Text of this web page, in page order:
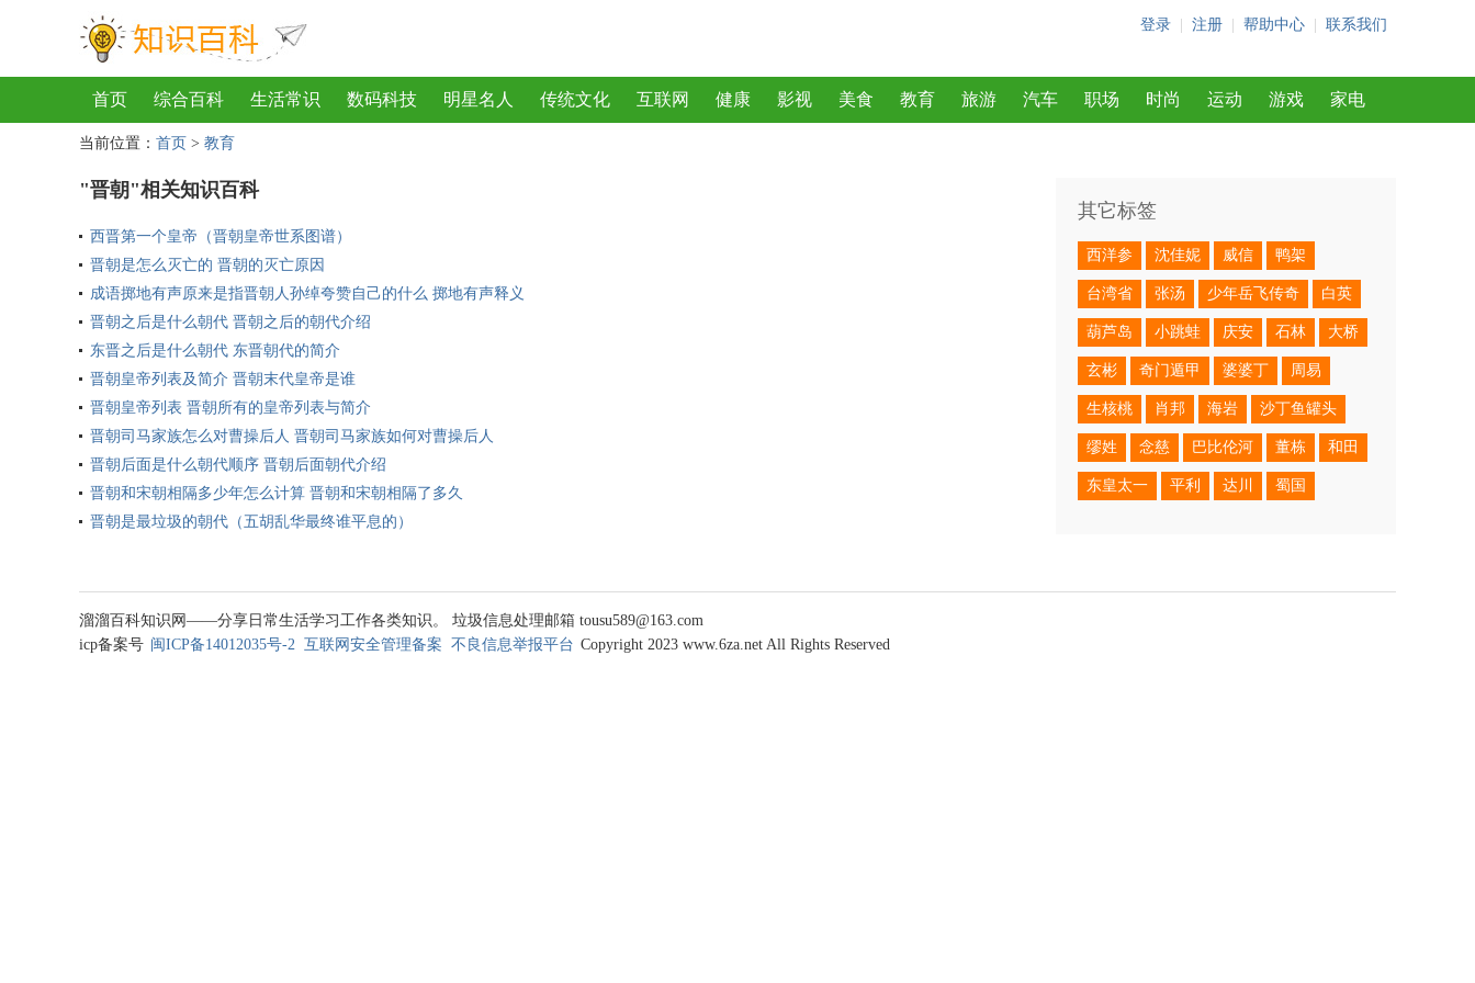
登录 注册 帮助中心 联系我们
首页 综合百科 生活常识 数码科技 明星名人 传统文化 互联网 健康 影视 美食 教育 旅游 汽车 职场 时尚 运动 游戏 家电
地理 房产 金融
当前位置： 首页 > 教育
"晋朝"相关知识百科
西晋第一个皇帝（晋朝皇帝世系图谱）
晋朝是怎么灭亡的 晋朝的灭亡原因
成语掷地有声原来是指晋朝人孙绰夸赞自己的什么 掷地有声释义
晋朝之后是什么朝代 晋朝之后的朝代介绍
东晋之后是什么朝代 东晋朝代的简介
晋朝皇帝列表及简介 晋朝末代皇帝是谁
晋朝皇帝列表 晋朝所有的皇帝列表与简介
晋朝司马家族怎么对曹操后人 晋朝司马家族如何对曹操后人
晋朝后面是什么朝代顺序 晋朝后面朝代介绍
晋朝和宋朝相隔多少年怎么计算 晋朝和宋朝相隔了多久
晋朝是最垃圾的朝代（五胡乱华最终谁平息的）
其它标签
西洋参 沈佳妮 威信 鸭架
台湾省 张汤 少年岳飞传奇 白英
葫芦岛 小跳蛙 庆安 石林 大桥
玄彬 奇门遁甲 婆婆丁 周易
生核桃 肖邦 海岩 沙丁鱼罐头
缪姓 念慈 巴比伦河 董栋 和田
东皇太一 平利 达川 蜀国
溜溜百科知识网——分享日常生活学习工作各类知识。 垃圾信息处理邮箱 tousu589@163.com
icp备案号 闽ICP备14012035号-2 互联网安全管理备案 不良信息举报平台 Copyright 2023 www.6za.net All Rights Reserved